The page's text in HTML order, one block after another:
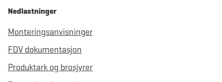
Nedlastninger
Monteringsanvisninger
FDV dokumentasjon
Produktark og brosjyrer